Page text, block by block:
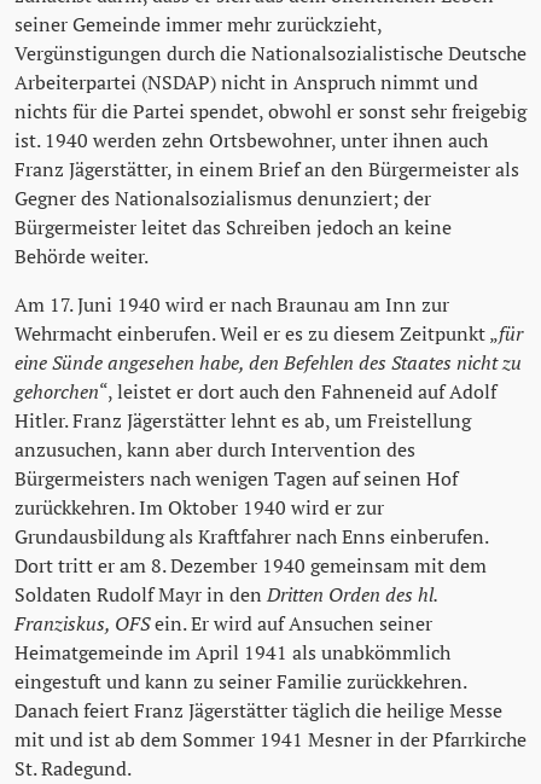
seiner Gemeinde immer mehr zurückzieht,
Vergünstigungen durch die Nationalsozialistische Deutsche
Arbeiterpartei (NSDAP) nicht in Anspruch nimmt und
nichts für die Partei spendet, obwohl er sonst sehr freigebig
ist. 1940 werden zehn Ortsbewohner, unter ihnen auch
Franz Jägerstätter, in einem Brief an den Bürgermeister als
Gegner des Nationalsozialismus denunziert; der
Bürgermeister leitet das Schreiben jedoch an keine
Behörde weiter.
Am 17. Juni 1940 wird er nach Braunau am Inn zur
Wehrmacht einberufen. Weil er es zu diesem Zeitpunkt „für
eine Sünde angesehen habe, den Befehlen des Staates nicht zu
gehorchen“, leistet er dort auch den Fahneneid auf Adolf
Hitler. Franz Jägerstätter lehnt es ab, um Freistellung
anzusuchen, kann aber durch Intervention des
Bürgermeisters nach wenigen Tagen auf seinen Hof
zurückkehren. Im Oktober 1940 wird er zur
Grundausbildung als Kraftfahrer nach Enns einberufen.
Dort tritt er am 8. Dezember 1940 gemeinsam mit dem
Soldaten Rudolf Mayr in denDritten Orden des hl.
Franziskus, OFSein. Er wird auf Ansuchen seiner
Heimatgemeinde im April 1941 als unabkömmlich
eingestuft und kann zu seiner Familie zurückkehren.
Danach feiert Franz Jägerstätter täglich die heilige Messe
mit und ist ab dem Sommer 1941 Mesner in der Pfarrkirche
St. Radegund.